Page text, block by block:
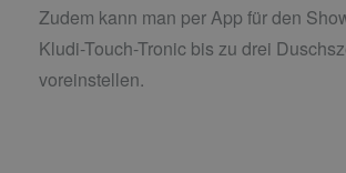
Zudem kann man per App für den
Kludi-Touch-Tronic bis zu drei
voreinstellen.